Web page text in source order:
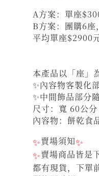
A方案：單座
B方案：團購6座
平均單座$2900
本產品以「座」
✨內容物客製化
✨中間飾品部分
尺寸：寬 60公
內容物：餅乾食
✨賣場須知✨
✨賣場商品皆是
都有現貨，下單